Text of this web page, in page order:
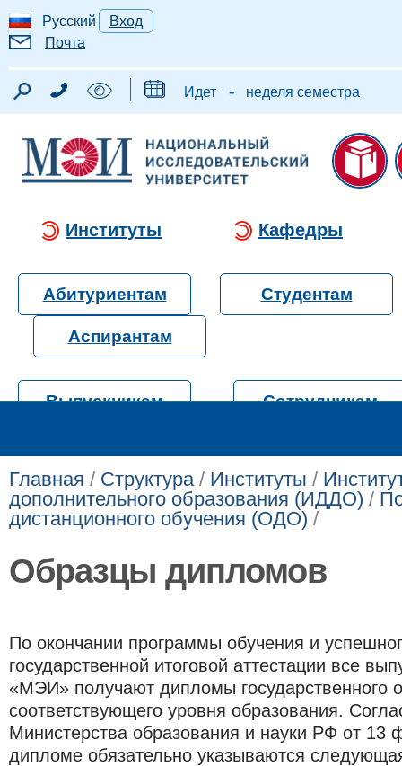
Русский
Вход
Почта
Идет - неделя семестра
Институты Кафедры
Абитуриентам Студентам
Аспирантам
Выпускникам Сотрудникам
Главная / Структура/ Институты /
дополнительного образования (ИДДО) /
дистанционного обучения (ОДО) /
Образцы дипломов
По окончании программы обучения и
государственной итоговой аттестации все
«МЭИ» получают дипломы государственного
соответствующего уровня образования.
Министерства образования и науки РФ от 13
дипломе обязательно указываются